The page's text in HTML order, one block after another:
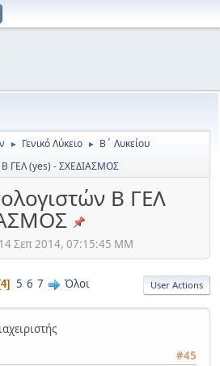
► Γενικό Λύκειο ► Β΄ Λυκείου
Β ΓΕΛ (yes) - ΣΧΕΔΙΑΣΜΟΣ
Β ΓΕΛ
14 Σεπ 2014, 07:15:45 ΜΜ
4 5 6 7 Όλοι User Actions
#45